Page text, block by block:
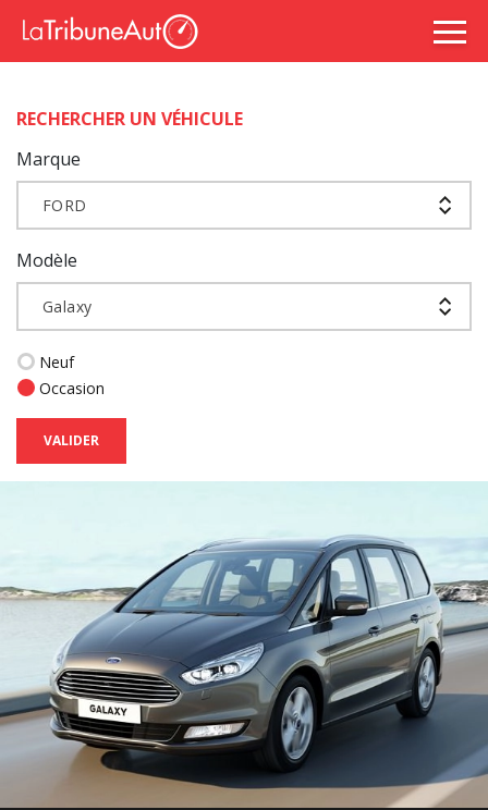
RECHERCHER UN VÉHICULE
Marque
FORD
Modèle
Galaxy
Neuf
Occasion
VALIDER